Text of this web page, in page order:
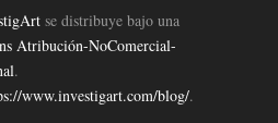
se distribuye bajo una
Atribución-NoComercial-
.
www.investigart.com/blog/.